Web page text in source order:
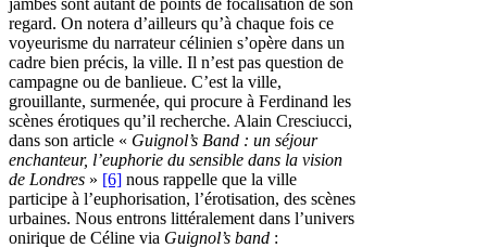
regard. On notera d’ailleurs qu’à chaque fois ce
voyeurisme du narrateur célinien s’opère dans un
cadre bien précis, la ville. Il n’est pas question de
campagne ou de banlieue. C’est la ville,
grouillante, surmenée, qui procure à Ferdinand les
scènes érotiques qu’il recherche. Alain Cresciucci,
dans son article « Guignol’s Band : un séjour
enchanteur, l’euphorie du sensible dans la vision
de Londres » [6] nous rappelle que la ville
participe à l’euphorisation, l’érotisation, des scènes
urbaines. Nous entrons littéralement dans l’univers
onirique de Céline via Guignol’s band :